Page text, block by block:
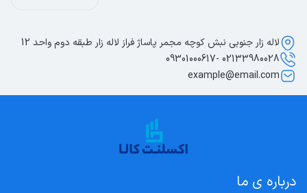
درباره ی ما
لاله زار جنوبی نبش کوچه مجمر پاساژ فراز لاله زار طبقه دوم واحد 12
02133980028 -09301000617
example@email.com